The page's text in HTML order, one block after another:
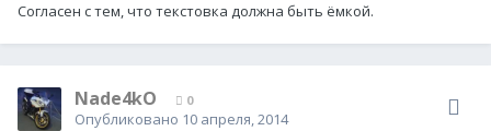
Согласен с тем, что текстовка должна быть ёмкой.
Nade4kO 0
Опубликовано 10 апреля, 2014